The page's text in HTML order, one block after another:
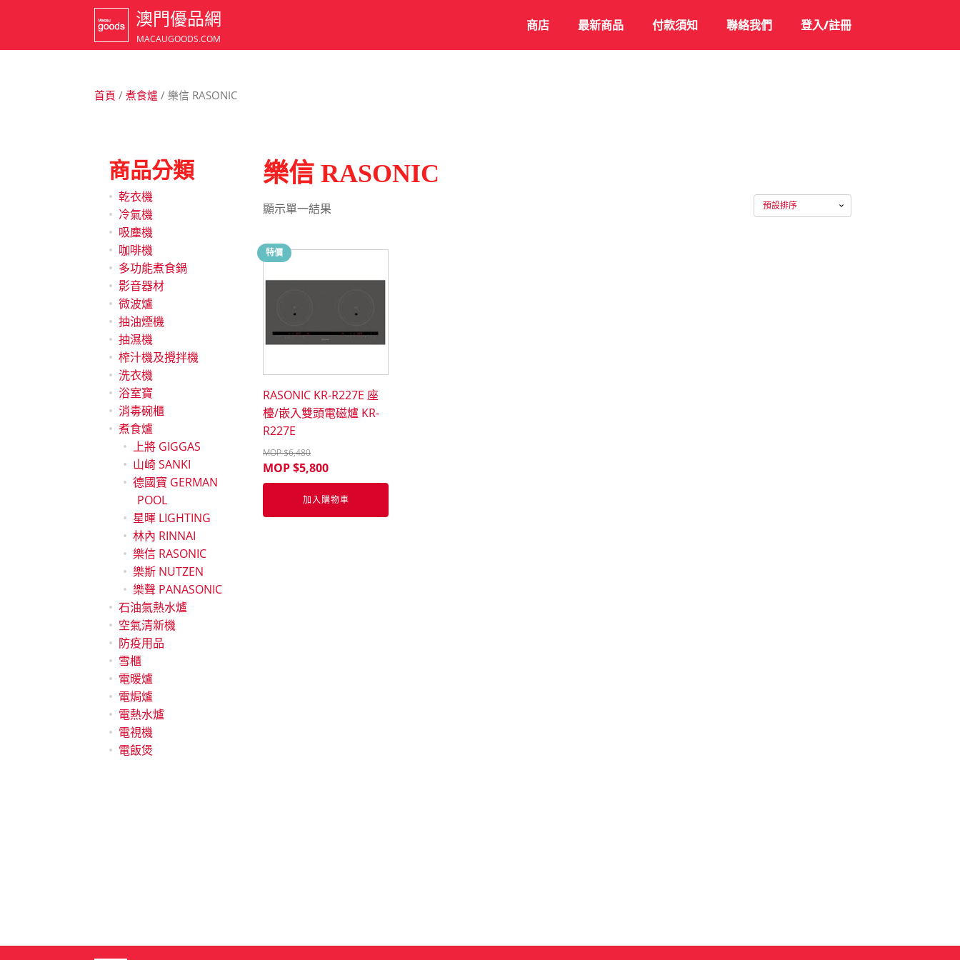
澳門優品網
MACAUGOODS.COM
商店 最新商品 付款須知 聯絡我們 登入/註冊
首頁 / 煮食爐 / 樂信 RASONIC
商品分類
乾衣機
冷氣機
吸塵機
咖啡機
多功能煮食鍋
影音器材
微波爐
抽油煙機
抽濕機
榨汁機及攪拌機
洗衣機
浴室寶
消毒碗櫃
煮食爐
上將 GIGGAS
山崎 SANKI
德國寶 GERMAN
POOL
星暉 LIGHTING
林內 RINNAI
樂信 RASONIC
樂斯 NUTZEN
樂聲 PANASONIC
石油氣熱水爐
空氣清新機
防疫用品
雪櫃
電暖爐
電焗爐
電熱水爐
電視機
電飯煲
樂信 RASONIC
顯示單一結果
特價
RASONIC KR-R227E 座
檯/嵌入雙頭電磁爐 KR-
R227E
MOP $6,480
MOP $5,800
加入購物車